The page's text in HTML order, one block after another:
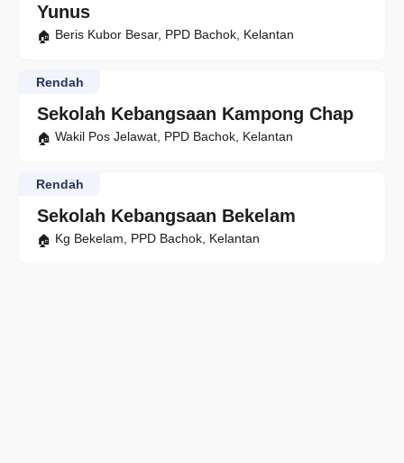
Yunus
Beris Kubor Besar, PPD Bachok, Kelantan
Sekolah Kebangsaan Kampong Chap
Rendah
Wakil Pos Jelawat, PPD Bachok, Kelantan
Sekolah Kebangsaan Bekelam
Rendah
Kg Bekelam, PPD Bachok, Kelantan